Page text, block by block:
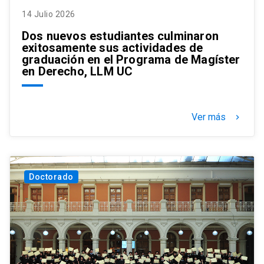
14 Julio 2026
Dos nuevos estudiantes culminaron
exitosamente sus actividades de
graduación en el Programa de Magíster
en Derecho, LLM UC
Ver más keyboard_arrow_right
Doctorado